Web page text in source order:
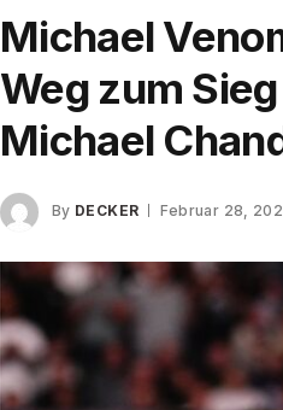
Michael
Weg zum
Michael
By DECKER Februar 28,